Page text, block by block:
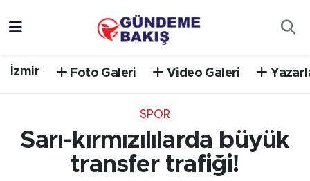
İzmir Foto Galeri Video Galeri
SPOR
Sarı-kırmızılılarda büyük
transfer trafiği!
Süper Lig Puan Durumu ve Fikstür